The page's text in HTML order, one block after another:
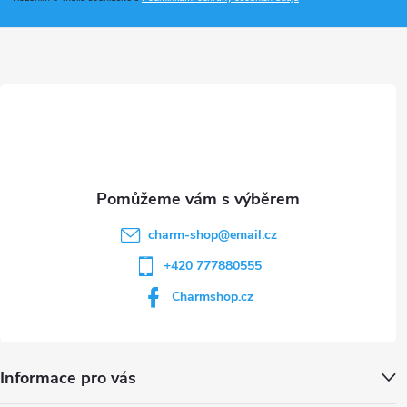
charm-shop@email.cz
+420 777880555
Charmshop.cz
Informace pro vás